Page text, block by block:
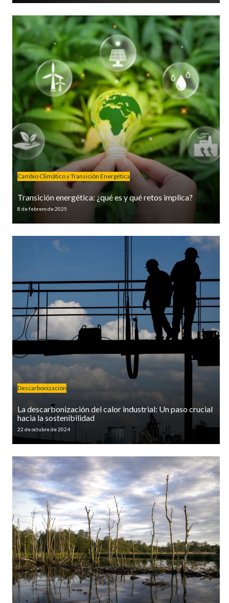
Cambio Climático y Transición Energética
Transición energética: ¿qué es y qué retos implica?
8 de febrero de 2025
Descarbonización
La descarbonización del calor industrial: Un paso crucial
hacia la sostenibilidad
22 de octubre de 2024